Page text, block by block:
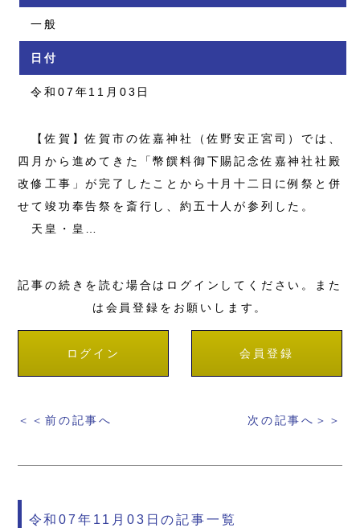
一般
日付
令和07年11月03日
【佐賀】佐賀市の佐嘉神社（佐野安正宮司）では、
四月から進めてきた「幣饌料御下賜記念佐嘉神社社殿
改修工事」が完了したことから十月十二日に例祭と併
せて竣功奉告祭を斎行し、約五十人が参列した。
天皇・皇…
記事の続きを読む場合はログインしてください。また
は会員登録をお願いします。
ログイン 会員登録
＜＜前の記事へ 次の記事へ＞＞
令和07年11月03日の記事一覧